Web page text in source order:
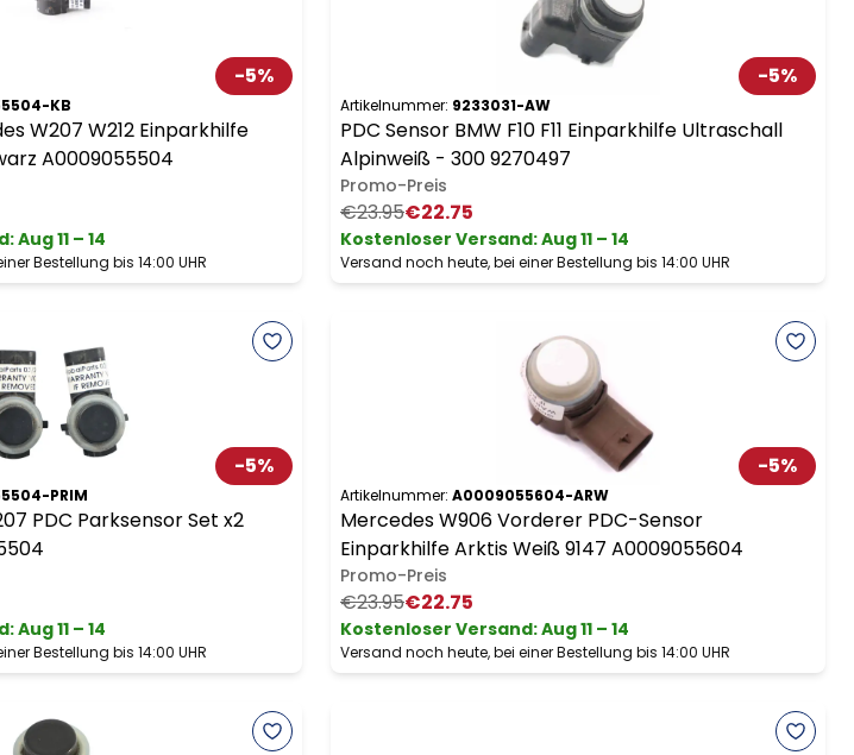
-5%
KB
W207 W212 Einparkhilfe
A0009055504
:Aug 11 – 14
Bestellung bis 14:00 UHR
-5%
Artikelnummer: 9233031-AW
PDC Sensor BMW F10 F11 Einparkhilfe Ultraschall
Alpinweiß - 300 9270497
Promo-Preis
€23.95€22.75
Kostenloser Versand:Aug 11 – 14
Versand noch heute, bei einer Bestellung bis 14:00 UHR
-5%
PRIM
PDC Parksensor Set x2
:Aug 11 – 14
Bestellung bis 14:00 UHR
-5%
Artikelnummer: A0009055604-ARW
Mercedes W906 Vorderer PDC-Sensor
Einparkhilfe Arktis Weiß 9147 A0009055604
Promo-Preis
€23.95€22.75
Kostenloser Versand:Aug 11 – 14
Versand noch heute, bei einer Bestellung bis 14:00 UHR